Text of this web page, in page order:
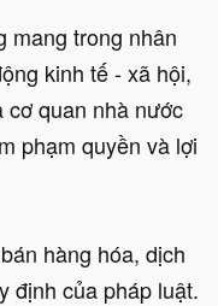
mang trong nhân
kinh tế - xã hội,
cơ quan nhà nước
phạm quyền và lợi
hàng hóa, dịch
định của pháp luật.